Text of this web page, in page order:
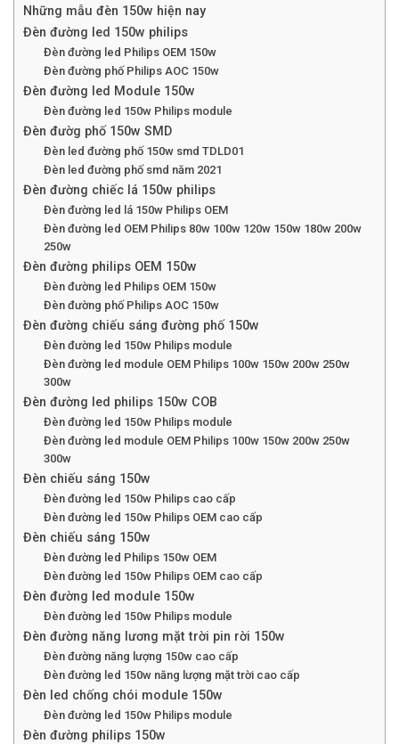
Những mẫu đèn 150w hiện nay
Đèn đường led 150w philips
Đèn đường led Philips OEM 150w
Đèn đường phố Philips AOC 150w
Đèn đường led Module 150w
Đèn đường led 150w Philips module
Đèn đườg phố 150w SMD
Đèn led đường phố 150w smd TDLD01
Đèn led đường phố smd năm 2021
Đèn đường chiếc lá 150w philips
Đèn đường led lá 150w Philips OEM
Đèn đường led OEM Philips 80w 100w 120w 150w 180w 200w
250w
Đèn đường philips OEM 150w
Đèn đường led Philips OEM 150w
Đèn đường phố Philips AOC 150w
Đèn đường chiếu sáng đường phố 150w
Đèn đường led 150w Philips module
Đèn đường led module OEM Philips 100w 150w 200w 250w
300w
Đèn đường led philips 150w COB
Đèn đường led 150w Philips module
Đèn đường led module OEM Philips 100w 150w 200w 250w
300w
Đèn chiếu sáng 150w
Đèn đường led 150w Philips cao cấp
Đèn đường led 150w Philips OEM cao cấp
Đèn chiếu sáng 150w
Đèn đường led Philips 150w OEM
Đèn đường led 150w Philips OEM cao cấp
Đèn đường led module 150w
Đèn đường led 150w Philips module
Đèn đường năng lương mặt trời pin rời 150w
Đèn đường năng lượng 150w cao cấp
Đèn đường led 150w năng lượng mặt trời cao cấp
Đèn led chống chói module 150w
Đèn đường led 150w Philips module
Đèn đường philips 150w